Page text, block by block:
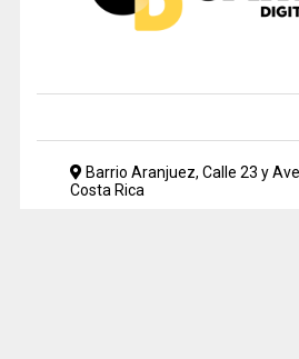
Barrio Aranjuez, Calle 23 y
Costa Rica